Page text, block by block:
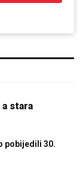
stara
pobijedili 30.